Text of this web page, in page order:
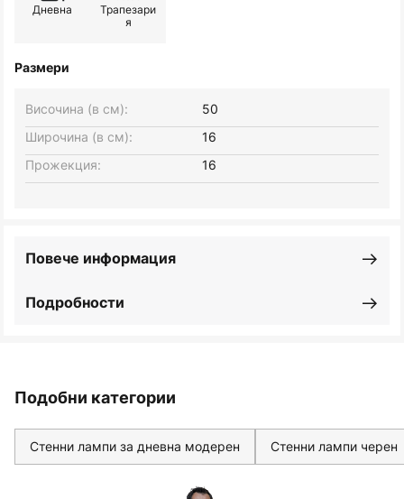
Дневна
Трапезари
я
Размери
Широчина (в см): 16
Височина (в см): 50
Прожекция: 16
Подробности
Повече информация
Подобни категории
Стенни лампи за дневна модерен Стенни лампи черен